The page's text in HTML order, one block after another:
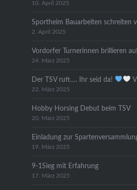
10. April 2025
Sportheim Bauarbeiten schreiten
2. April 2025
Vordorfer Turnerinnen brillieren
24. März 2025
Der TSV ruft…. Ihr seid da!
22. März 2025
Hobby Horsing Debut beim TSV
20. März 2025
Einladung zur
19. März 2025
9-1Sieg mit Erfahrung
17. März 2025